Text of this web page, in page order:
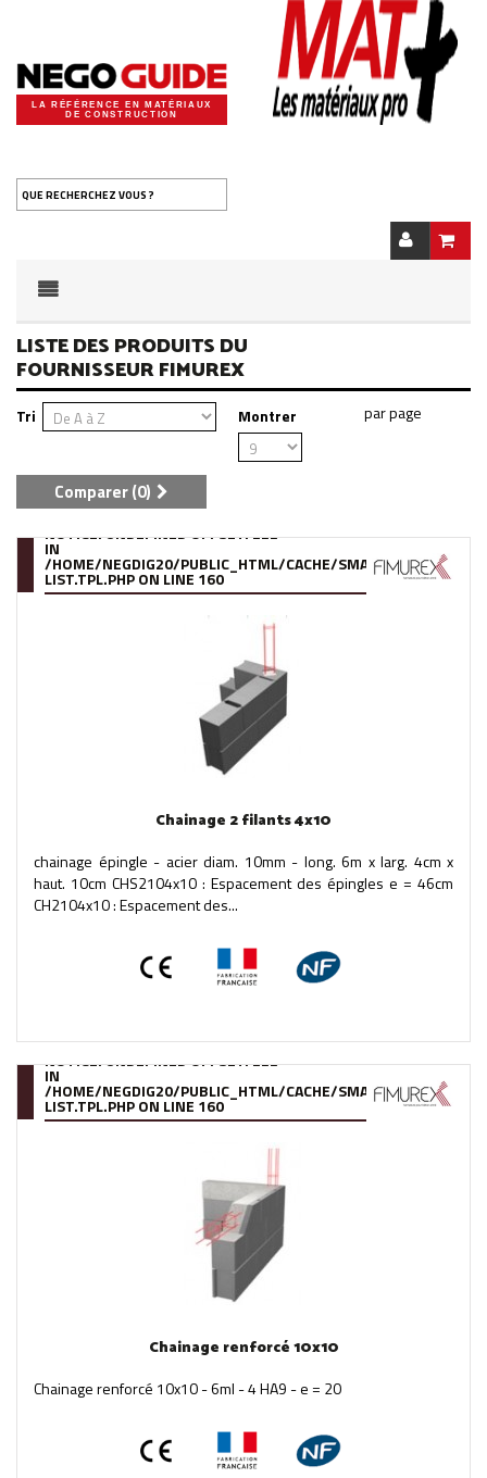
LA RÉFÉRENCE EN MATÉRIAUX
DE CONSTRUCTION
QUE RECHERCHEZ VOUS ?
LISTE DES PRODUITS DU
FOURNISSEUR FIMUREX
Tri Montrer
Comparer (0)
NOTICE: UNDEFINED OFFSET: 222
IN
/HOME/NEGDIG20/PUBLIC_HTML/CACHE/SMARTY/
LIST.TPL.PHPON LINE 160
Chainage 2 filants 4x10
chainage épingle - acier diam. 10mm - long. 6m x larg. 4cm x
haut. 10cm CHS2104x10 : Espacement des épingles e = 46cm
CH2104x10 : Espacement des...
NOTICE: UNDEFINED OFFSET: 222
IN
/HOME/NEGDIG20/PUBLIC_HTML/CACHE/SMARTY/
LIST.TPL.PHPON LINE 160
Chainage renforcé 10x10
Chainage renforcé 10x10 - 6ml - 4 HA9 - e = 20